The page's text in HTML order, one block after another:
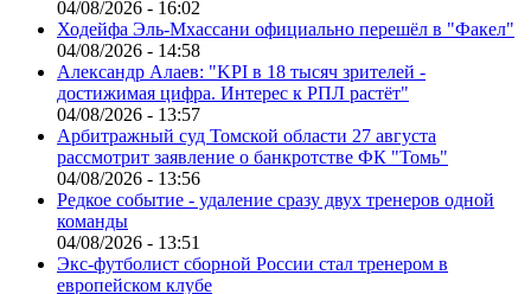
04/08/2026 - 16:02
Ходейфа Эль-Мхассани официально перешёл в "Факел"
04/08/2026 - 14:58
Александр Алаев: "KPI в 18 тысяч зрителей -
достижимая цифра. Интерес к РПЛ растёт"
04/08/2026 - 13:57
Арбитражный суд Томской области 27 августа
рассмотрит заявление о банкротстве ФК "Томь"
04/08/2026 - 13:56
Редкое событие - удаление сразу двух тренеров одной
команды
04/08/2026 - 13:51
Экс-футболист сборной России стал тренером в
европейском клубе